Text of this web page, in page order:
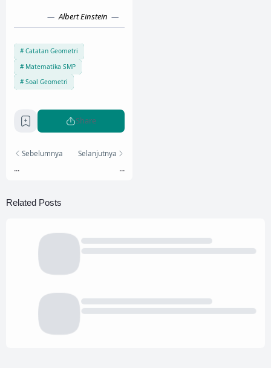
Albert Einstein
Catatan Geometri
Matematika SMP
Soal Geometri
Share
Sebelumnya
...
Selanjutnya
...
Related Posts